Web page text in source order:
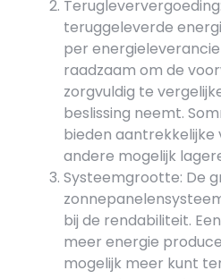
teruggeleverde
per
raadzaam om de
zorgvuldig te
beslissing neemt.
bieden aantrekkelijke
andere mogelijk
Systeemgrootte: De
bij de rendabiliteit.
meer energie
mogelijk meer kunt